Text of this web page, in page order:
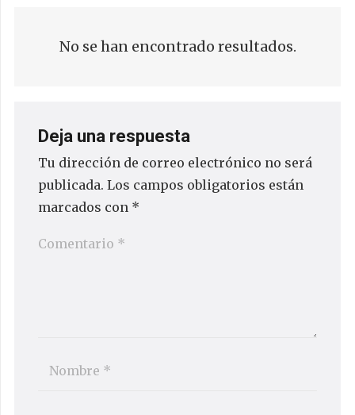
No se han encontrado resultados.
Deja una respuesta
Tu dirección de correo electrónico no será
publicada. Los campos obligatorios están
marcados con *